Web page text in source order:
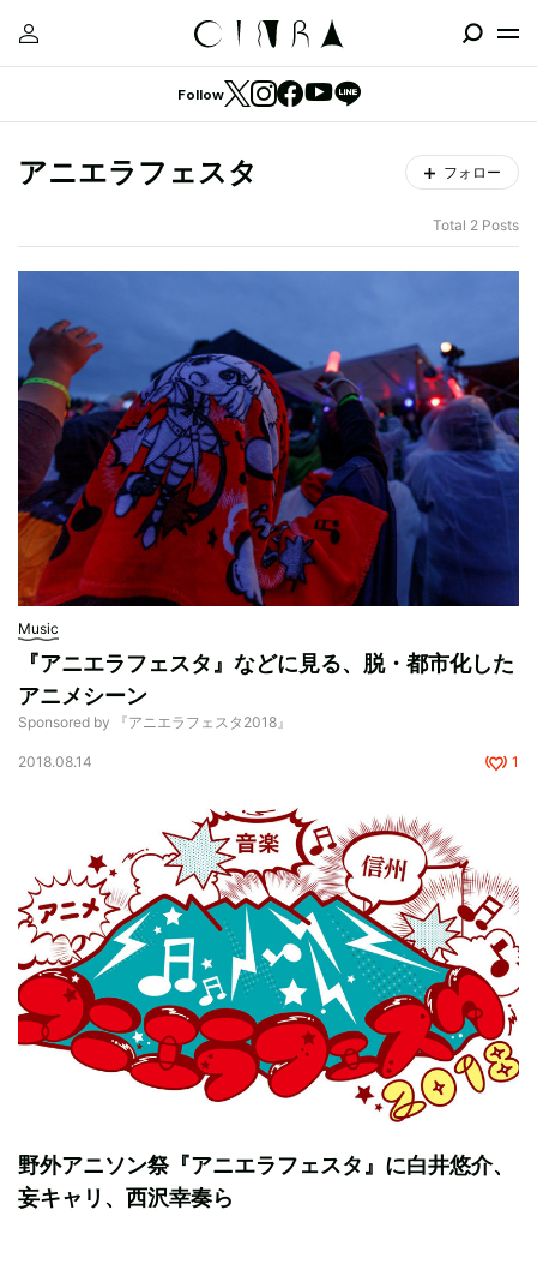
Follow
アニエラフェスタ フォロー
Total 2 Posts
Music
『アニエラフェスタ』などに見る、脱・都市化した
アニメシーン
Sponsored by 『アニエラフェスタ2018』
2018.08.14 1
野外アニソン祭『アニエラフェスタ』に白井悠介、
妄キャリ、西沢幸奏ら